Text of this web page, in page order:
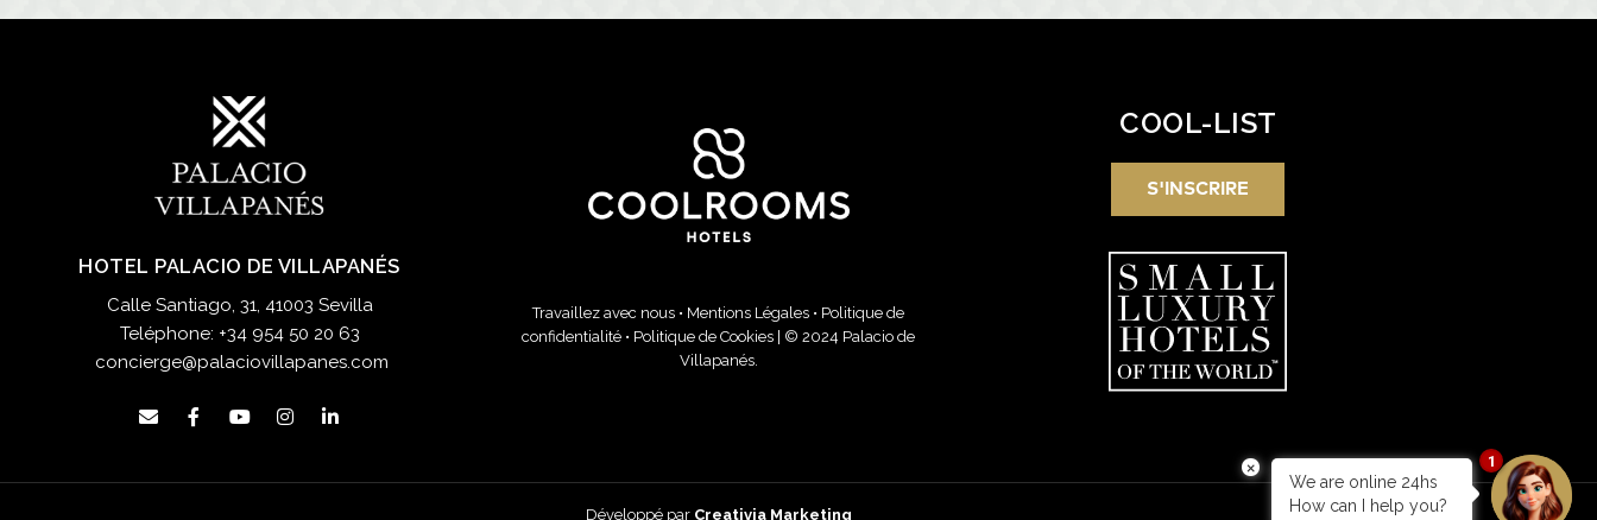
HOTEL PALACIO DE VILLAPANÉS
Calle Santiago, 31, 41003 Sevilla
Teléphone: +34 954 50 20 63
concierge@palaciovillapanes.com
Travaillez avec nous • Mentions Légales • Politique de
confidentialité • Politique de Cookies | © 2024 Palacio de
Villapanés.
COOL-LIST
S'INSCRIRE
Développé par Creativia Marketing
×
We are online 24hs
How can I help you?
1